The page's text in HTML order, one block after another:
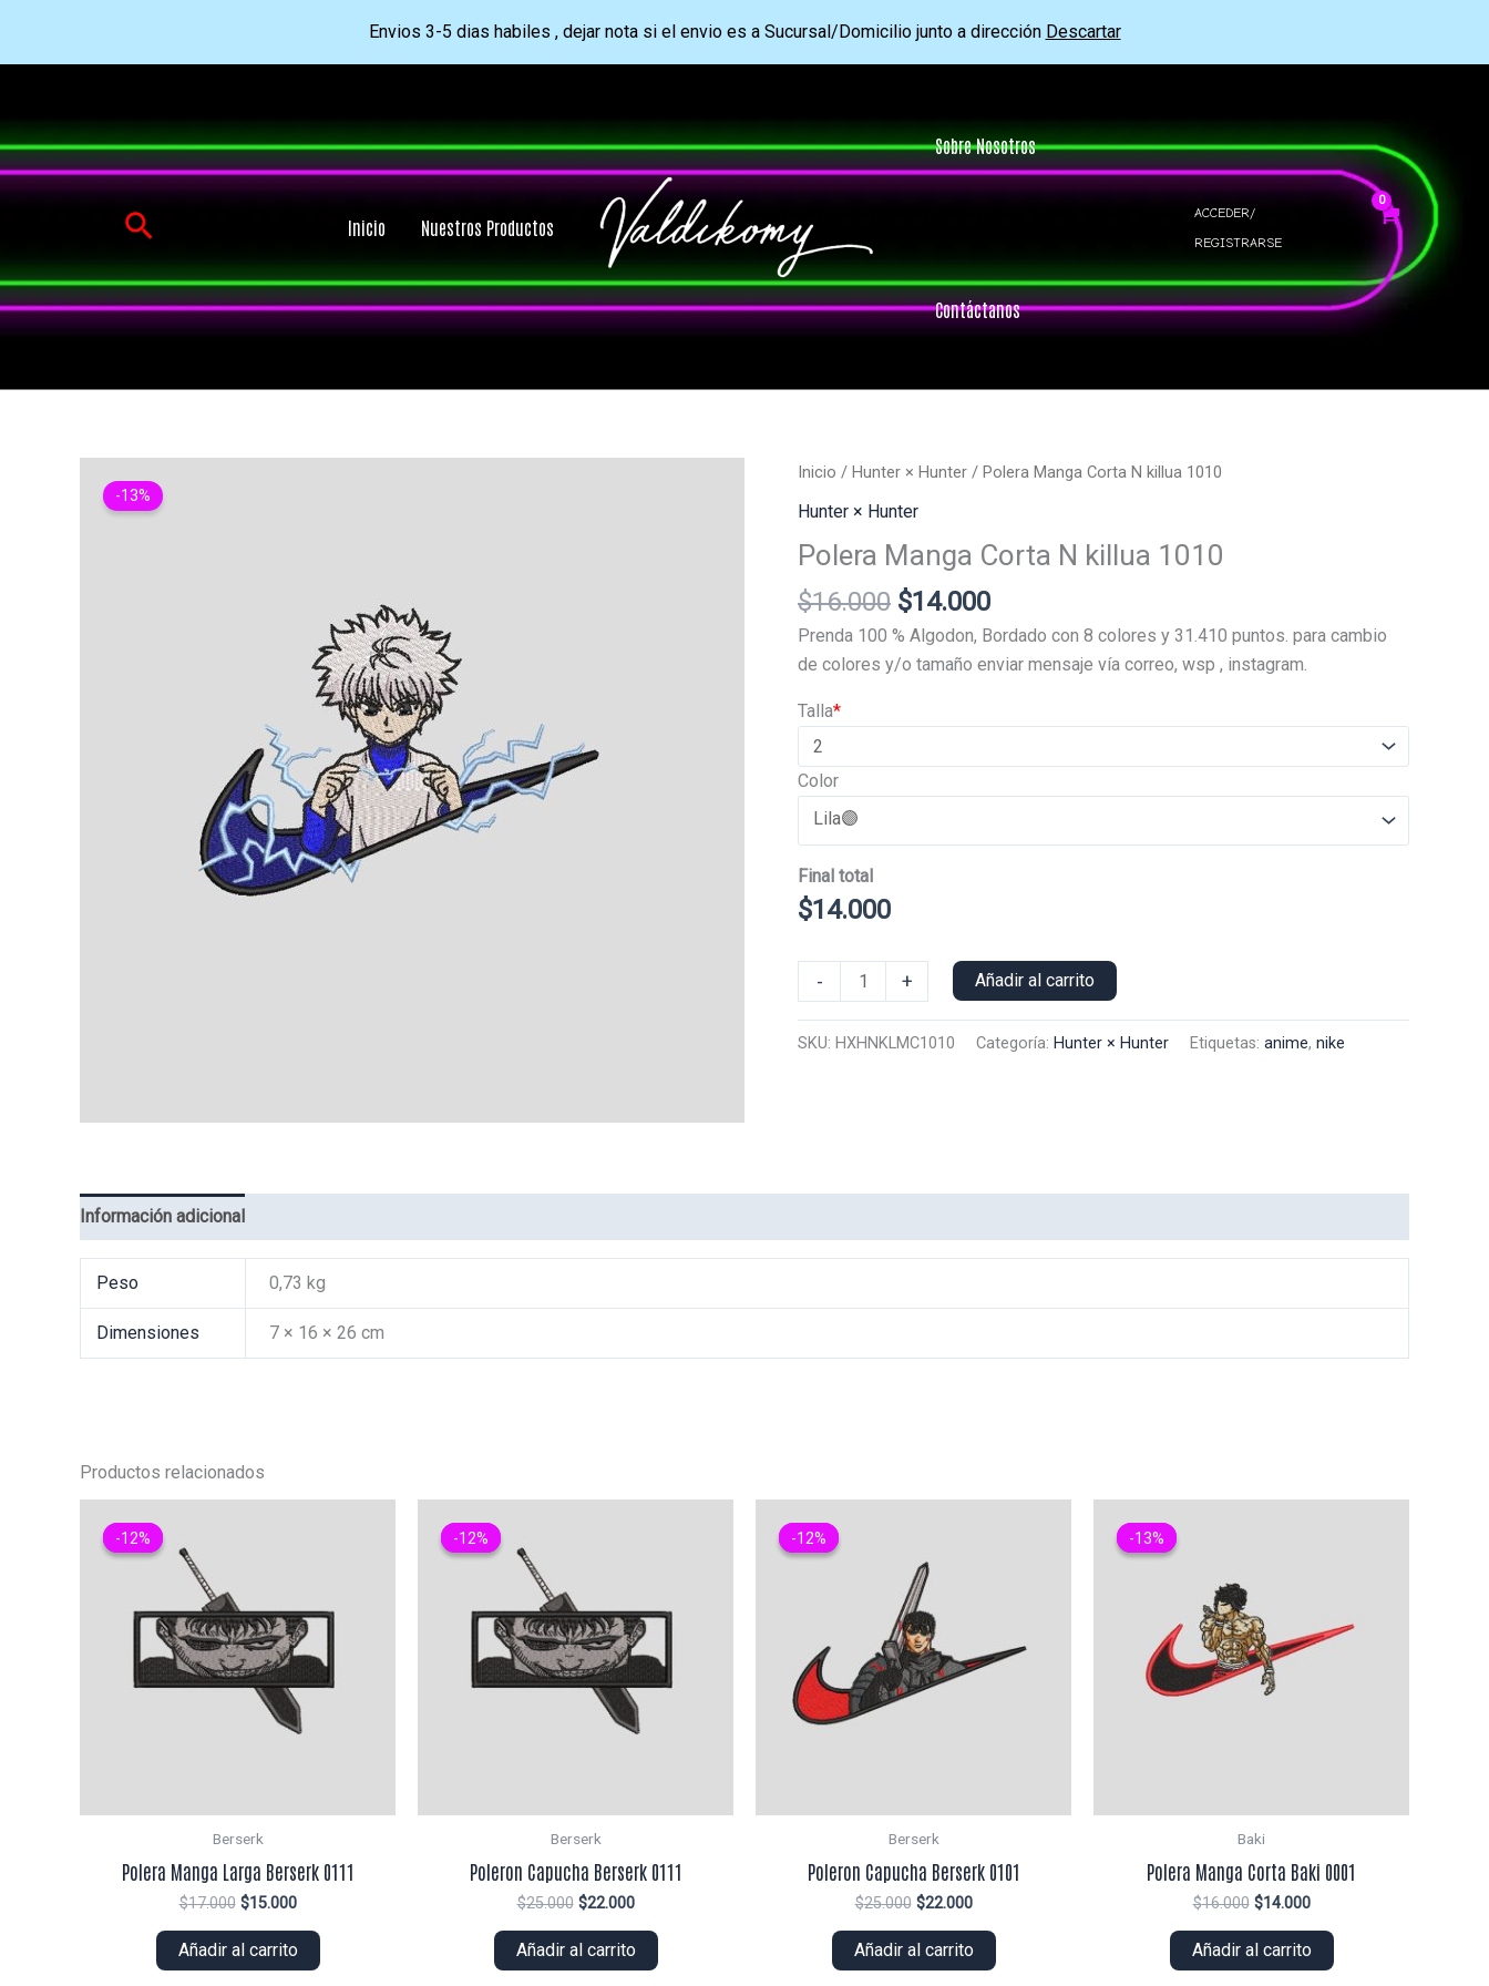
Envios 3-5 dias habiles , dejar nota si el envio es a Sucursal/Domicilio junto a dirección Descartar
contenido
Buscar Inicio Nuestros Productos
Sobre Nosotros
Contáctanos
ACCEDER/
REGISTRARSE
-13%
Inicio / Hunter × Hunter / Polera Manga Corta N killua 1010
Hunter × Hunter
Polera Manga Corta N killua 1010
$16.000 El
precio
original
$14.000El
precio
actual
Prenda 100 % Algodon, Bordado con 8 colores y 31.410 puntos. para cambio
de colores y/o tamaño enviar mensaje vía correo, wsp , instagram.
*
Talla
Color
Final total
$14.000
-
Manga
Corta
+ Añadir al carrito
SKU: HXHNKLMC1010 Categoría: Hunter × Hunter Etiquetas: anime, nike
Información adicional
Peso 0,73 kg
Dimensiones 7 × 16 × 26 cm
Productos relacionados
-12%
-12%
Berserk
Polera Manga Larga Berserk 0111
$17.000 El
original
era:
$15.000El
actual
es:
Añadir al carrito
-12%
-12%
Berserk
Poleron Capucha Berserk 0111
$25.000 El
original
era:
$22.000El
actual
es:
Añadir al carrito
-12%
-12%
Berserk
Poleron Capucha Berserk 0101
$25.000 El
original
era:
$22.000El
actual
es:
Añadir al carrito
-13%
-13%
Baki
Polera Manga Corta Baki 0001
$16.000 El
original
era:
$14.000El
actual
es:
Añadir al carrito